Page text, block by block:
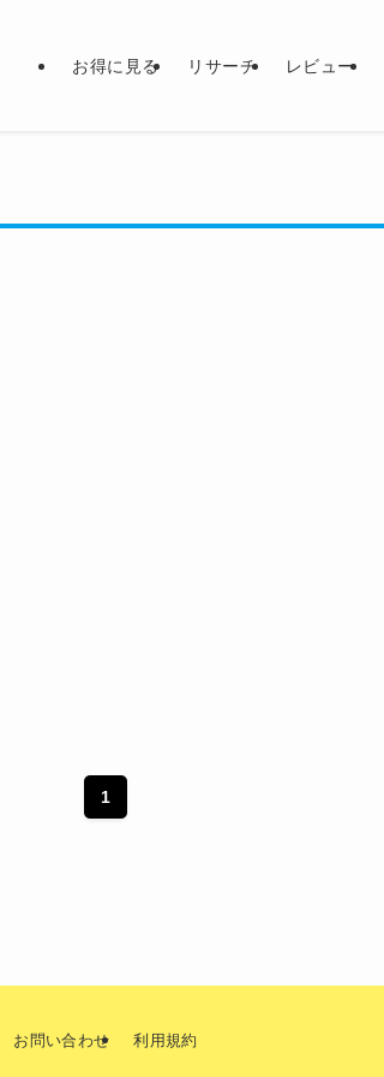
お得に見る リサーチ レビュー
1
お問い合わせ 利用規約